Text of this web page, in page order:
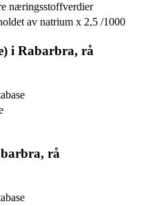
næringsstoffverdier
av natrium x 2,5 /1000
i Rabarbra, rå
rå